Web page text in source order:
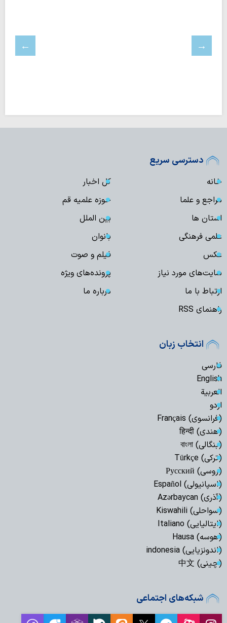
دسترسی سریع
خانه
کل اخبار
مراجع و علما
حوزه علمیه قم
استان ها
بین الملل
علمی فرهنگی
بانوان
عکس
فیلم و صوت
سایت‌های مورد نیاز
پرونده‌های ویژه
ارتباط با ما
درباره ما
راهنمای RSS
انتخاب زبان
فارسی
English
العربیة
اردو
(فرانسوی) Français
(هندی) हिन्दी
(بنگالی) বাংলা
(ترکی) Türkçe
(روسی) Русский
(اسپانیولی) Español
(آذری) Azərbaycan
(سواحلی) Kiswahili
(ایتالیایی) Italiano
(هوسه) Hausa
(اندونزیایی) indonesia
(چینی) 中文
شبکه‌های اجتماعی